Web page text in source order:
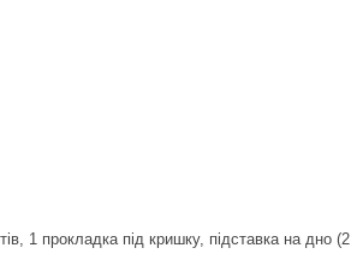
1 прокладка під кришку, підставка на дно (2